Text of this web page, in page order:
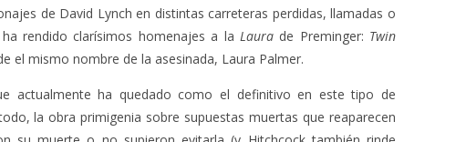
de David Lynch en distintas carreteras perdidas, llamadas o
rendido clarísimos homenajes a la Laurade Preminger: Twin
el mismo nombre de la asesinada, Laura Palmer.
actualmente ha quedado como el definitivo en este tipo de
la obra primigenia sobre supuestas muertas que reaparecen